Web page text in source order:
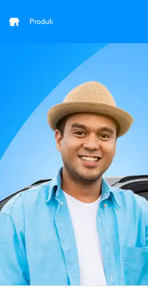
Produk